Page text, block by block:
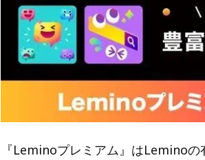
『Leminoプレミアム』はLemino